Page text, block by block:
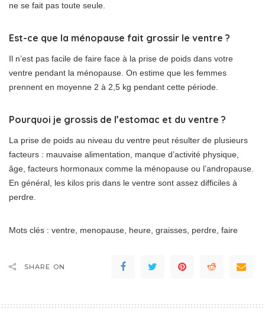
ne se fait pas toute seule.
Est-ce que la ménopause fait grossir le ventre ?
Il n’est pas facile de faire face à la prise de poids dans votre
ventre pendant la ménopause. On estime que les femmes
prennent en moyenne 2 à 2,5 kg pendant cette période.
Pourquoi je grossis de l’estomac et du ventre ?
La prise de poids au niveau du ventre peut résulter de plusieurs
facteurs : mauvaise alimentation, manque d’activité physique,
âge, facteurs hormonaux comme la ménopause ou l’andropause.
En général, les kilos pris dans le ventre sont assez difficiles à
perdre.
Mots clés : ventre, menopause, heure, graisses, perdre, faire
SHARE ON